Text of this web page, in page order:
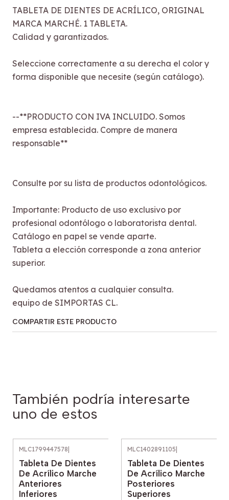
TABLETA DE DIENTES DE ACRÍLICO, ORIGINAL
MARCA MARCHÉ. 1 TABLETA.
Calidad y garantizados.
Seleccione correctamente a su derecha el color y
forma disponible que necesite (según catálogo).
--**PRODUCTO CON IVA INCLUIDO. Somos
empresa establecida. Compre de manera
responsable**
Consulte por su lista de productos odontológicos.
Importante: Producto de uso exclusivo por
profesional odontólogo o laboratorista dental.
Catálogo en papel se vende aparte.
Tableta a elección corresponde a zona anterior
superior.
Quedamos atentos a cualquier consulta.
equipo de SIMPORTAS CL.
COMPARTIR ESTE PRODUCTO
También podría interesarte
uno de estos
MLC1799447578
Tableta De Dientes
De Acrílico Marche
Anteriores
Inferiores
MLC1402891105
Tableta De Dientes
De Acrílico Marche
Posteriores
Superiores